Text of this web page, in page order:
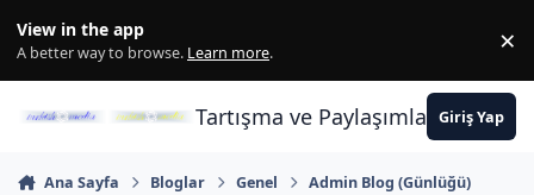
View in the app
A better way to browse. Learn more. ×
Tartışma ve PaylaşımlarınGiriş Yap
Ana Sayfa Bloglar Genel Admin Blog (Günlüğü)